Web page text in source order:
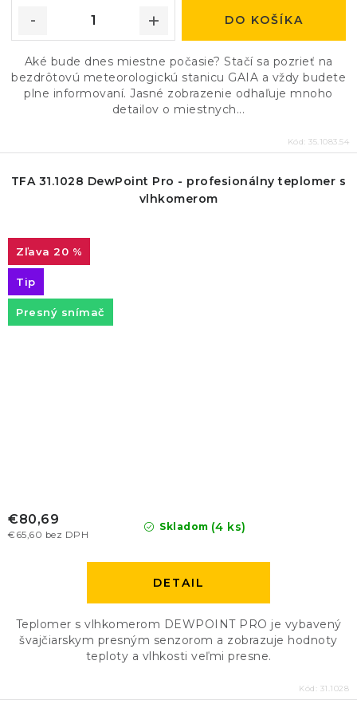
DO KOŠÍKA
Aké bude dnes miestne počasie? Stačí sa pozrieť na
bezdrôtovú meteorologickú stanicu GAIA a vždy budete
plne informovaní. Jasné zobrazenie odhaľuje mnoho
detailov o miestnych...
Kód: 35.1083.54
TFA 31.1028 DewPoint Pro - profesionálny teplomer s
vlhkomerom
20 %
Tip
Presný snímač
Skladom (4 ks)
€65,60 bez DPH
€80,69
DETAIL
Teplomer s vlhkomerom DEWPOINT PRO je vybavený
švajčiarskym presným senzorom a zobrazuje hodnoty
teploty a vlhkosti veľmi presne.
Kód: 31.1028